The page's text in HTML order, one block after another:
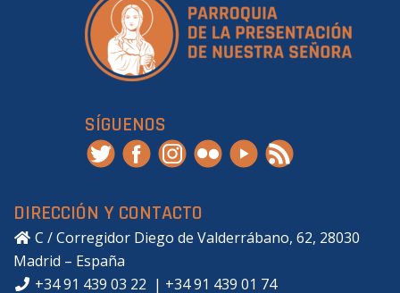
SÍGUENOS
DIRECCIÓN Y CONTACTO
C / Corregidor Diego de Valderrábano, 62, 28030
Madrid – España
+34 91 439 03 22 | +34 91 439 01 74